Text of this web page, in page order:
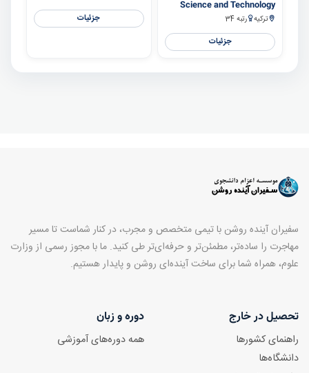
Science and Technology
ترکیه رتبه 34
جزئیات
جزئیات
سفیران آینده روشن با تیمی متخصص و مجرب، در کنار شماست تا مسیر
مهاجرت را ساده‌تر، مطمئن‌تر و حرفه‌ای‌تر طی کنید. ما با مجوز رسمی از وزارت
علوم، همراه شما برای ساخت آینده‌ای روشن و پایدار هستیم.
تحصیل در خارج
راهنمای کشورها
دانشگاه‌ها
دوره و زبان
همه دوره‌های آموزشی